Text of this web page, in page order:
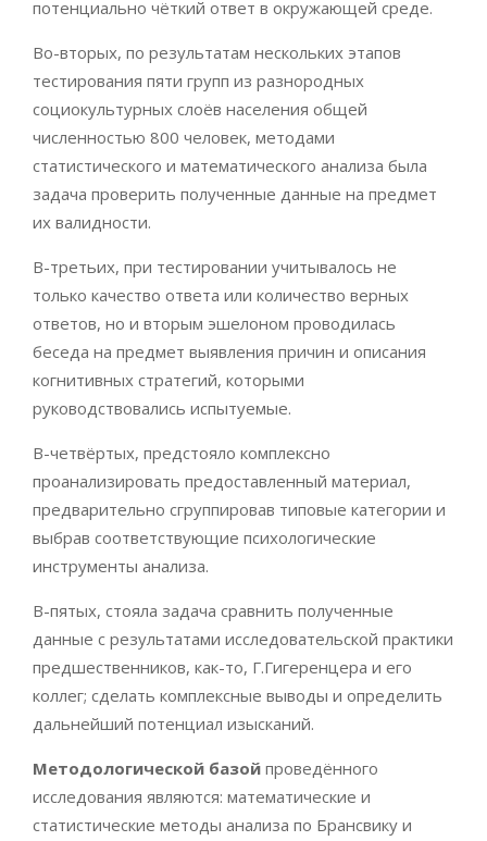
потенциально чёткий ответ в окружающей среде.
Во-вторых, по результатам нескольких этапов
тестирования пяти групп из разнородных
социокультурных слоёв населения общей
численностью 800 человек, методами
статистического и математического анализа была
задача проверить полученные данные на предмет
их валидности.
В-третьих, при тестировании учитывалось не
только качество ответа или количество верных
ответов, но и вторым эшелоном проводилась
беседа на предмет выявления причин и описания
когнитивных стратегий, которыми
руководствовались испытуемые.
В-четвёртых, предстояло комплексно
проанализировать предоставленный материал,
предварительно сгруппировав типовые категории и
выбрав соответствующие психологические
инструменты анализа.
В-пятых, стояла задача сравнить полученные
данные с результатами исследовательской практики
предшественников, как-то, Г.Гигеренцера и его
коллег; сделать комплексные выводы и определить
дальнейший потенциал изысканий.
Методологической базой проведённого
исследования являются: математические и
статистические методы анализа по Брансвику и